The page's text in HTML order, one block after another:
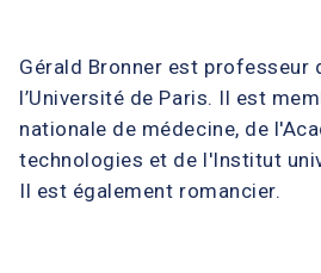
Gérald Bronner est professeur
l’Université de Paris. Il est
nationale de médecine, de
technologies et de l'Institut
Il est également romancier.